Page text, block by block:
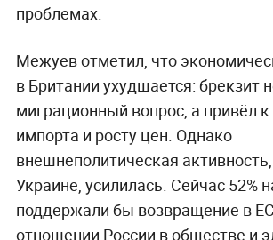
проблемах.
Межуев отметил, что
в Британии ухудшается: брекзит
миграционный вопрос, а привёл
импорта и росту цен. Однако
внешнеполитическая
Украине, усилилась. Сейчас 52%
поддержали бы возвращение в
отношении России в обществе и